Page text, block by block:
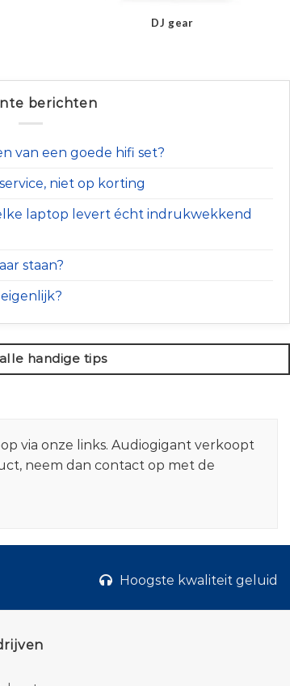
DJ gear
berichten
van een goede hifi set?
niet op korting
laptop levert écht indrukwekkend
staan?
handige tips
via onze links. Audiogigant verkoopt
neem dan contact op met de
Hoogste kwaliteit geluid